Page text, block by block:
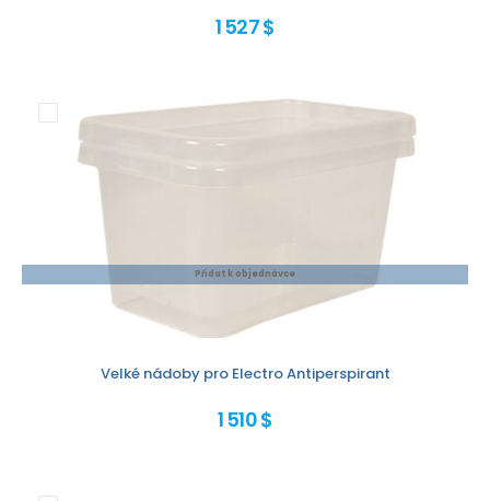
1 527 $
Přidat k objednávce
Velké nádoby pro Electro Antiperspirant
1 510 $